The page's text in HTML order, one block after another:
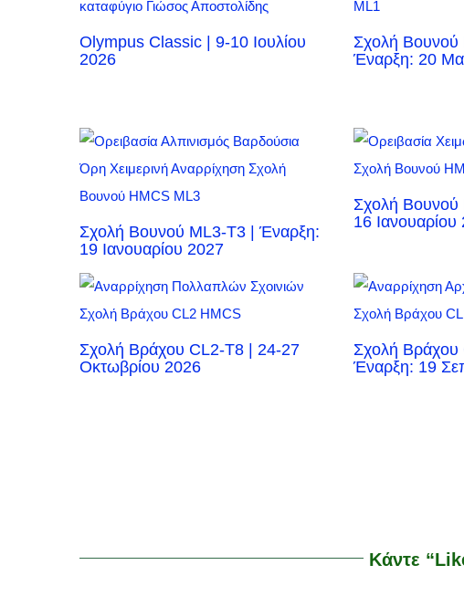
Olympus Classic | 9-10 Ιουλίου
2026
Σχολή Βουνού
Έναρξη: 20
Σχολή Βουνού ML3-T3 | Έναρξη:
19 Ιανουαρίου 2027
Σχολή
16 Ιανουαρίου
Σχολή Βράχου CL2-T8 | 24-27
Οκτωβρίου 2026
Σχολή Βράχου
Έναρξη: 19
Κάντε